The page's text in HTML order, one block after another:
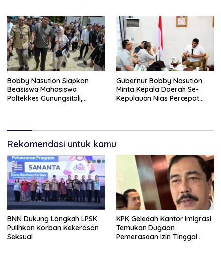
Beragam Senjata Disita
Bobby Nasution Siapkan
Beasiswa Mahasiswa
Poltekkes Gunungsitoli,
Gubernur Bobby Nasution
Minta Kepala Daerah Se-
Kepulauan Nias Percepat
Rekomendasi untuk kamu
BNN Dukung Langkah LPSK
Pulihkan Korban Kekerasan
Seksual
KPK Geledah Kantor Imigrasi
Temukan Dugaan
Pemerasaan Izin Tinggal